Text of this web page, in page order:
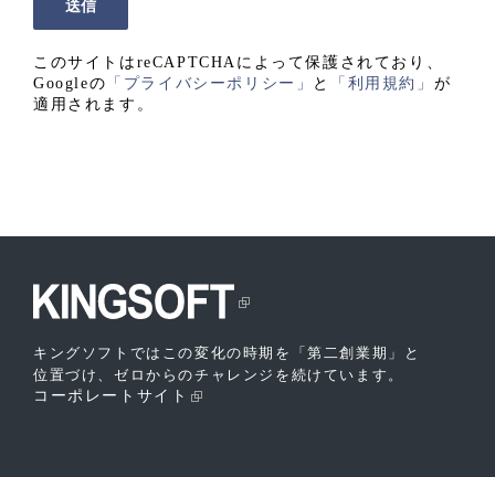
このサイトはreCAPTCHAによって保護されており、
Googleの 「プライバシーポリシー」 と 「利用規約」 が
適用されます。
キングソフトではこの変化の時期を「第二創業期」と
位置づけ、ゼロからのチャレンジを続けています。
コーポレートサイト